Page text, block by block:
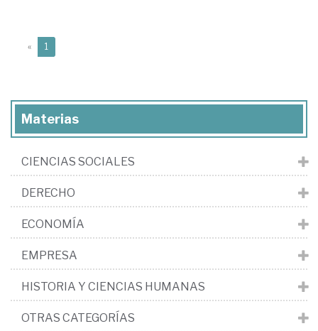
« 1
Materias
CIENCIAS SOCIALES
DERECHO
ECONOMÍA
EMPRESA
HISTORIA Y CIENCIAS HUMANAS
OTRAS CATEGORÍAS